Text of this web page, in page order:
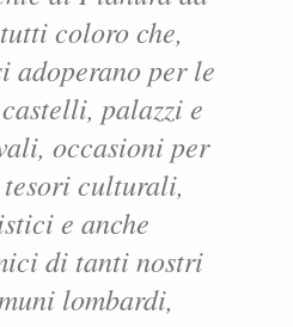
coloro che,
adoperano per le
palazzi e
occasioni per
culturali,
e anche
di tanti nostri
lombardi,